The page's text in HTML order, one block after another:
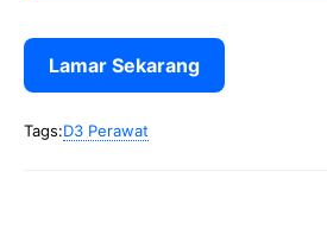
Lamar Sekarang
Tags:D3 Perawat